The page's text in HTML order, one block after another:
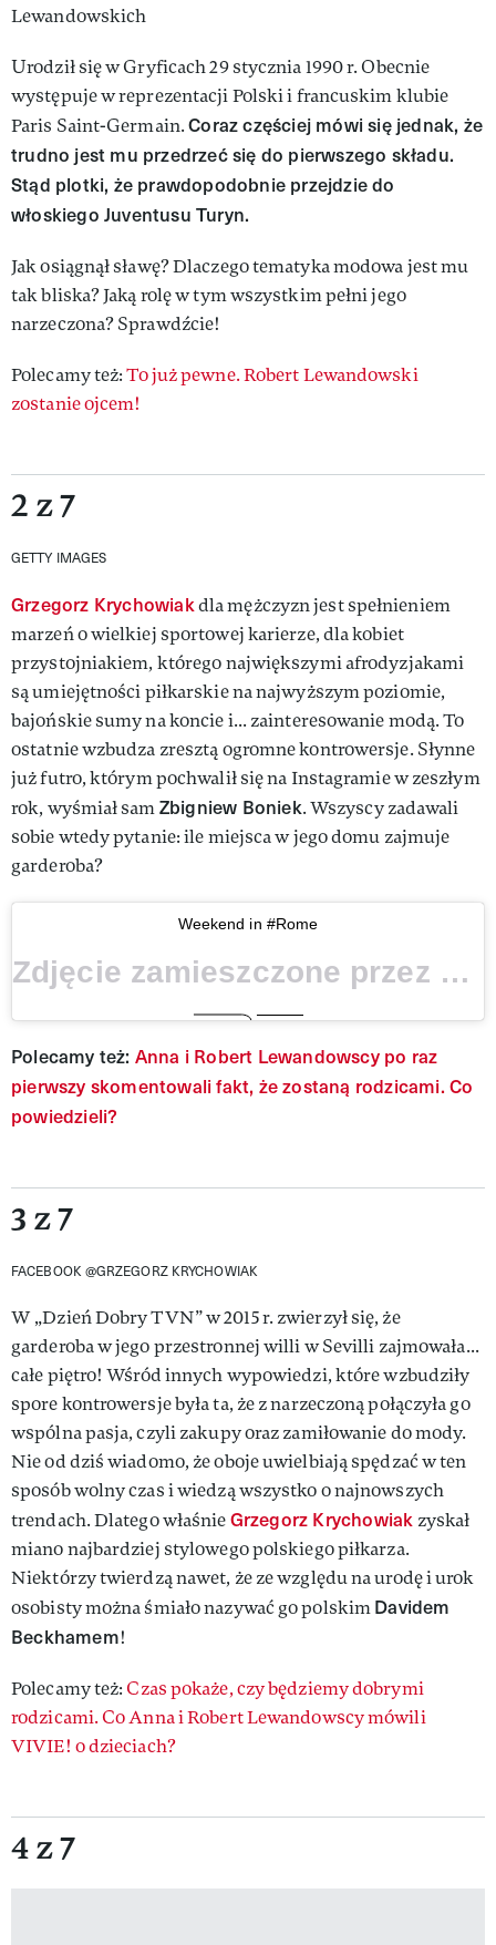
Lewandowskich
Urodził się w Gryficach 29 stycznia 1990 r. Obecnie
występuje w reprezentacji Polski i francuskim klubie
Paris Saint-Germain.Coraz częściej mówi się jednak, że
trudno jest mu przedrzeć się do pierwszego składu.
Stąd plotki, że prawdopodobnie przejdzie do
włoskiego Juventusu Turyn.
Jak osiągnął sławę? Dlaczego tematyka modowa jest mu
tak bliska? Jaką rolę w tym wszystkim pełni jego
narzeczona? Sprawdźcie!
Polecamy też:To już pewne. Robert Lewandowski
zostanie ojcem!
2 z 7
GETTY IMAGES
Grzegorz Krychowiakdla mężczyzn jest spełnieniem
marzeń o wielkiej sportowej karierze, dla kobiet
przystojniakiem, którego największymi afrodyzjakami
są umiejętności piłkarskie na najwyższym poziomie,
bajońskie sumy na koncie i... zainteresowanie modą. To
ostatnie wzbudza zresztą ogromne kontrowersje. Słynne
już futro, którym pochwalił się na Instagramie w zeszłym
rok, wyśmiał samZbigniew Boniek. Wszyscy zadawali
sobie wtedy pytanie: ile miejsca w jego domu zajmuje
garderoba?
Weekend in #Rome
Zdjęcie zamieszczone przez użytkownika Grzegorz Krychowiak (@grzegorz.krychowiak) 15 Lis, 2015 o 7:19 PST
Polecamy też: Anna i Robert Lewandowscy po raz
pierwszy skomentowali fakt, że zostaną rodzicami. Co
powiedzieli?
3 z 7
FACEBOOK @GRZEGORZ KRYCHOWIAK
W „Dzień Dobry TVN” w 2015 r. zwierzył się, że
garderoba w jego przestronnej willi w Sevilli zajmowała...
całe piętro! Wśród innych wypowiedzi, które wzbudziły
spore kontrowersje była ta, że z narzeczoną połączyła go
wspólna pasja, czyli zakupy oraz zamiłowanie do mody.
Nie od dziś wiadomo, że oboje uwielbiają spędzać w ten
sposób wolny czas i wiedzą wszystko o najnowszych
trendach. Dlatego właśnieGrzegorz Krychowiak zyskał
miano najbardziej stylowego polskiego piłkarza.
Niektórzy twierdzą nawet, że ze względu na urodę i urok
osobisty można śmiało nazywać go polskimDavidem
Beckhamem!
Polecamy też: Czas pokaże, czy będziemy dobrymi
rodzicami. Co Anna i Robert Lewandowscy mówili
VIVIE! o dzieciach?
4 z 7